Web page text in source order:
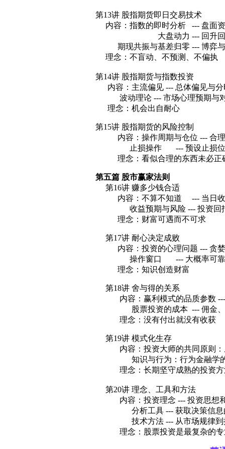
第13讲 股指期货即日交易技术
内容：指数的即时分析 --- 盘面
大盘动力 --- 回升回落、
期现共振与基差归零 --- 博弈与
理念：不盲动、不预测、不偏执
第14讲 股指期货与指数投资
内容：主流偏见 --- 总体偏见与分
波动理论 --- 市场心理预期与
理念：机会出自耐心
第15讲 股指期货的风险控制
内容：操作周期与仓位 --- 合理
止损操作 --- 预设止损位
理念：看似合理的东西未必正
第五篇 股市赢家法则
第16讲 赚多少钱合适
内容：不算不知道 --- 当日收
收益预期与风险 --- 投资回报
理念：财富可遇而不可求
第17讲 耐心决定成败
内容：投资的心理问题 --- 贪婪
操作窗口 --- 大概率可靠
理念：知识创造财富
第18讲 舍与得的关系
内容：赢利模式的品质参数 ---
股票投资的成本 --- 佣金、信
理念：没有付出就没有收获
第19讲 模式化生存
内容：投资大师的共同原则：
知识与行为：行为金融学
理念：长期坚守成熟的投资方
第20讲 理念、工具和方法
内容：投资理念 --- 投资思想
分析工具 --- 获取决策信息
技术方法 --- 从市场规律到
理念：股票投资是最复杂的专